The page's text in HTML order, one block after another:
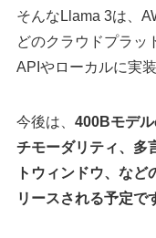
そんなLlama 3は、
どのクラウドプラッ
APIやローカルに実
今後は、 400Bモデ
チモーダリティ、多
トウィンドウ、な
リースされる予定で